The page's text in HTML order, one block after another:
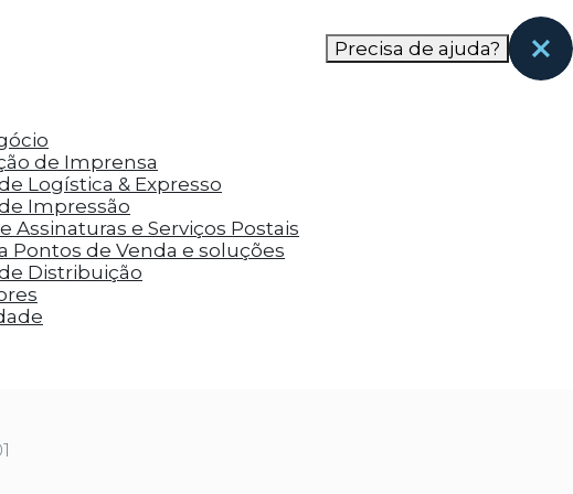
base nas páginas que eles visitaram antes e analisar a
Precisa de ajuda?
de Imprensa
Logística & Expresso
Impressão
Assinaturas e Serviços Postais
Pontos de Venda e soluções
Distribuição